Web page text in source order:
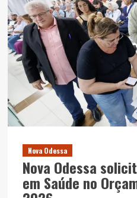
Nova Odessa
Nova Odessa
em Saúde no